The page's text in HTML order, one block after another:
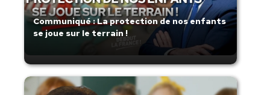
Communiqué : La protection de nos enfants
se joue sur le terrain !